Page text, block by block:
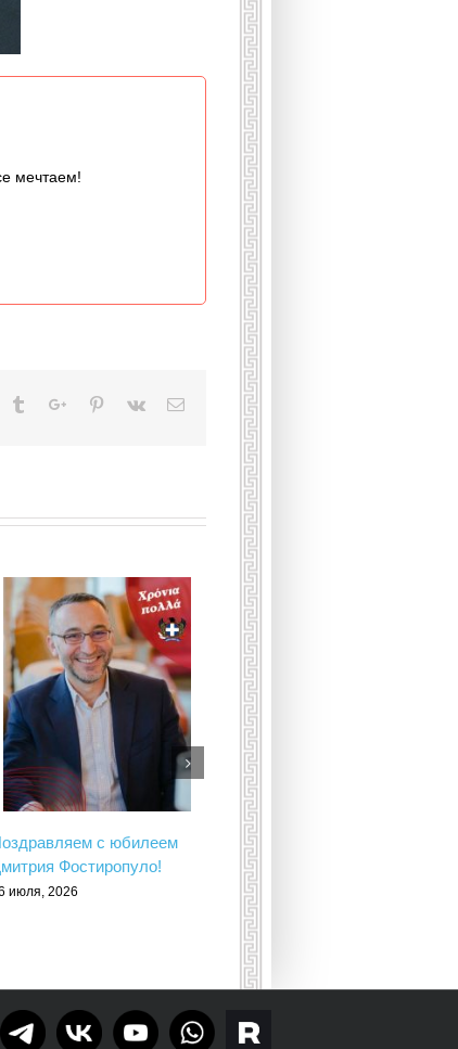
мечтаем!
TumblrGoogle+Pinterest
Vk Email
с юбилеем
Фостиропуло!
июля, 2026
Приглашаем в команду
помощников Московского
общества греков
24 июля, 2026
Тelegram rutube